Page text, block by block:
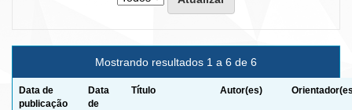
Mostrando resultados 1 a 6 de 6
Data de
publicação
Data
de
Título Autor(es)